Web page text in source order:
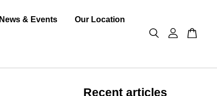
News & Events Our Location
Recent articles